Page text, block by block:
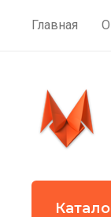
Главная